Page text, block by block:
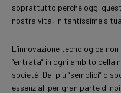
soprattutto perché oggi
nostra vita, in tantissime
L’innovazione tecnologica
“entrata” in ogni ambito della
società. Dai più “semplici”
essenziali per gran parte di